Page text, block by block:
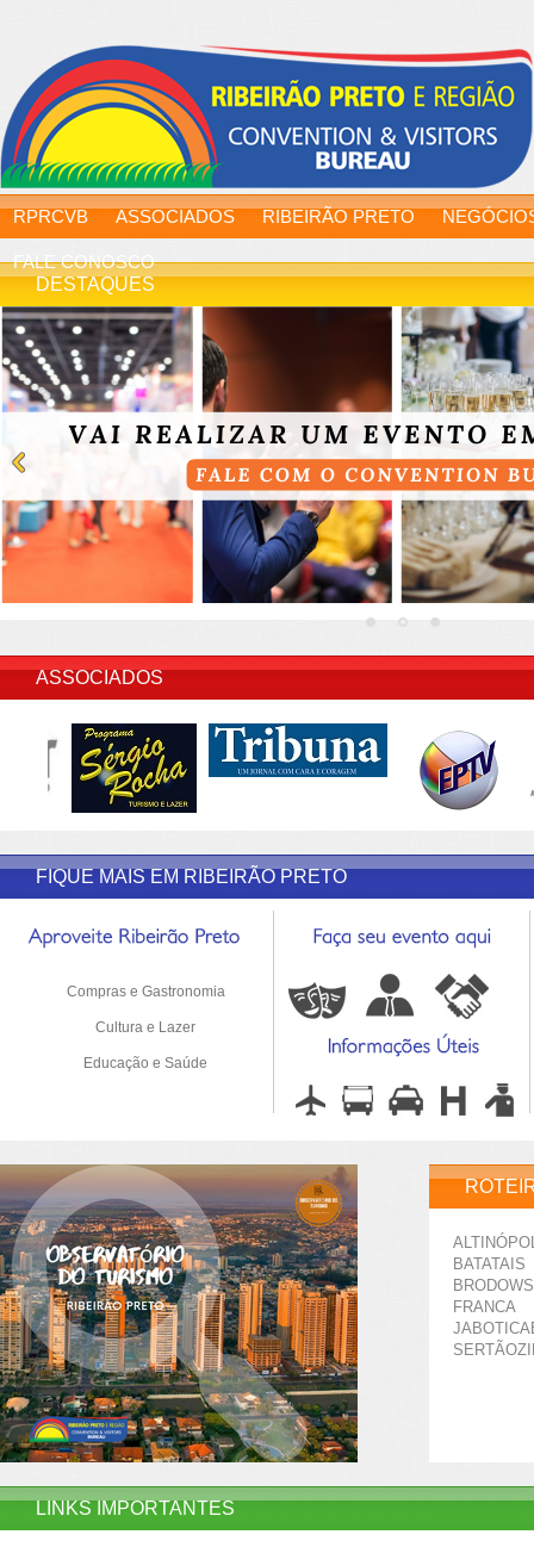
RPRCVB ASSOCIADOS RIBEIRÃO PRETO
FALE CONOSCO
DESTAQUES
ASSOCIADOS
FIQUE MAIS EM RIBEIRÃO PRETO
Compras e Gastronomia
Cultura e Lazer
Educação e Saúde
BATATAIS
FRANCA
LINKS IMPORTANTES